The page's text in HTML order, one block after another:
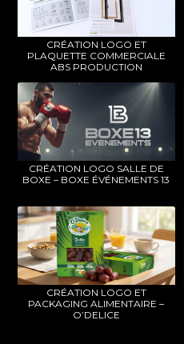
CRÉATION LOGO ET
PLAQUETTE COMMERCIALE
ABS PRODUCTION
CRÉATION LOGO SALLE DE
BOXE – BOXE ÉVÉNEMENTS 13
CRÉATION LOGO ET
PACKAGING ALIMENTAIRE –
O’DELICE